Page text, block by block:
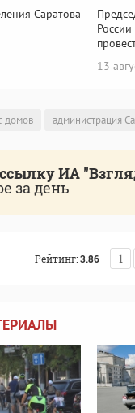
Саратова
13
домов администрация
ИА
за день
Рейтинг:3.86 1